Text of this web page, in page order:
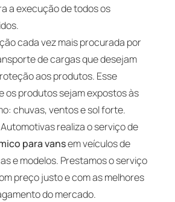
a execução de todos os
cada vez mais procurada por
de cargas que desejam
aos produtos. Esse
os produtos sejam expostos às
chuvas, ventos e sol forte.
realiza o serviço de
para vansem veículos de
e modelos. Prestamos o serviço
preço justo e com as melhores
do mercado.